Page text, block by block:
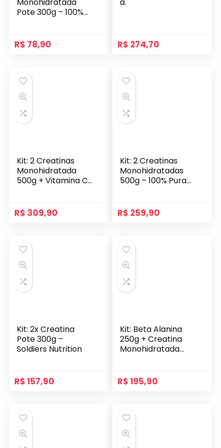
Pote 300g – 100%
R$ 78,90 R$ 274,70
Kit: 2 Creatinas
Monohidratada
500g + Vitamina C
Soldiers Nutrition
R$ 309,90
Kit: 2 Creatinas
Monohidratadas
500g – 100% Pura
R$ 259,90
Kit: 2x Creatina
Pote 300g –
Soldiers Nutrition
R$ 157,90
Kit: Beta Alanina
250g + Creatina
Monohidratada
Soldiers Nutrition
R$ 195,90